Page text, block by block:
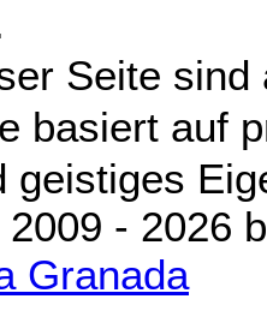
Seite
basiert auf
geistiges
- 2026
Granada